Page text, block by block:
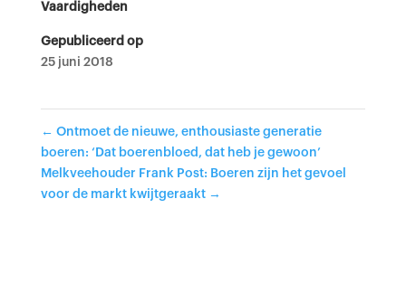
Vaardigheden
Gepubliceerd op
25 juni 2018
← Ontmoet de nieuwe, enthousiaste generatie
boeren: ‘Dat boerenbloed, dat heb je gewoon’
Melkveehouder Frank Post: Boeren zijn het gevoel
voor de markt kwijtgeraakt →